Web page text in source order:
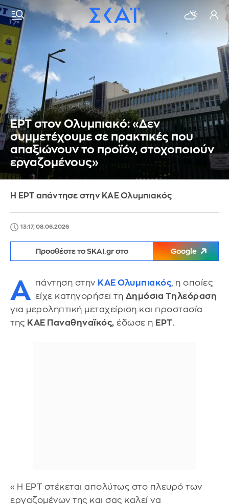
ΕΡΤ στον Ολυμπιακό: «Δεν
συμμετέχουμε σε πρακτικές που
απαξιώνουν το προϊόν, στοχοποιούν
εργαζομένους»
Η ΕΡΤ απάντησε στην ΚΑΕ Ολυμπιακός
13:17, 08.06.2026
Προσθέστε το SKAI.gr στο Google
Α πάντηση στην ΚΑΕ Ολυμπιακός, η οποίες
είχε κατηγορήσει τη Δημόσια Τηλεόραση
για μεροληπτική μεταχείριση και προστασία
της ΚΑΕ Παναθηναϊκός, έδωσε η ΕΡΤ.
«Η ΕΡΤ στέκεται απολύτως στο πλευρό των
εργαζομένων της και σας καλεί να